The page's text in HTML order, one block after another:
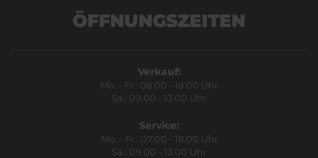
ÖFFNUNGSZEITEN
Verkauf:
Mo. - Fr.: 08.00 - 18.00 Uhr
Sa.: 09.00 - 13.00 Uhr
Service:
Mo. - Fr.: 07.00 - 18.00 Uhr
Sa.: 09.00 - 13.00 Uhr